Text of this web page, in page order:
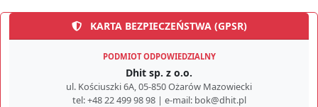
KARTA BEZPIECZEŃSTWA (GPSR)
PODMIOT ODPOWIEDZIALNY
Dhit sp. z o.o.
ul. Kościuszki 6A, 05-850 Ożarów Mazowiecki
tel: +48 22 499 98 98 | e-mail: bok@dhit.pl